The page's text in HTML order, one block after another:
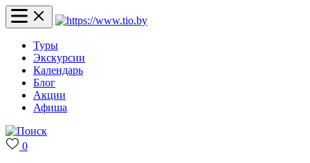
Туры
Экскурсии
Календарь
Блог
Акции
Афиша
0